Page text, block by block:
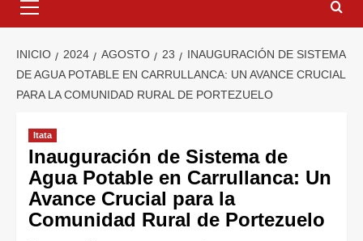
INICIO 2024 AGOSTO 23
INAUGURACIÓN DE SISTEMA
DE AGUA POTABLE EN CARRULLANCA: UN AVANCE CRUCIAL
PARA LA COMUNIDAD RURAL DE PORTEZUELO
Itata
Inauguración de Sistema de
Agua Potable en Carrullanca: Un
Avance Crucial para la
Comunidad Rural de Portezuelo